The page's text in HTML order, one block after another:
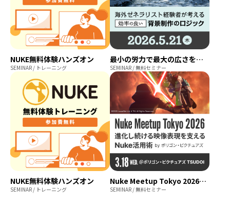
NUKE無料体験ハンズオン
SEMINAR / トレーニング
最小の労力で最大の広さを。 海外ゼネラリスト経験者が考える効率の良い背景制作のロジック
SEMINAR / 無料セミナー
NUKE無料体験ハンズオン
SEMINAR / トレーニング
Nuke Meetup Tokyo 2026｜進化し続ける映像表現『極楽鳥の花』『For He Can Creep』を支えるNuke活用術 by ポリゴン・ピクチュアズ
SEMINAR / 無料セミナー